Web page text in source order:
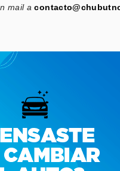
mail a